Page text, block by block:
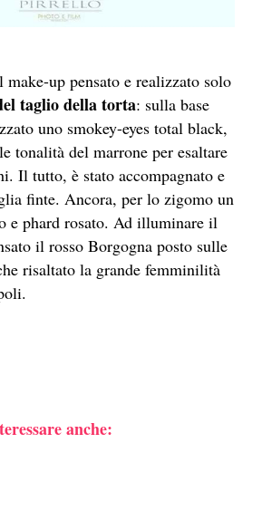
up pensato e realizzato solo
taglio della torta: sulla base
uno smokey-eyes total black,
tonalità del marrone per esaltare
Il tutto, è stato accompagnato e
finte. Ancora, per lo zigomo un
e phard rosato. Ad illuminare il
il rosso Borgogna posto sulle
risaltato la grande femminilità
anche: